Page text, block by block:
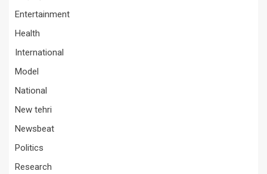
Entertainment
Health
International
Model
National
New tehri
Newsbeat
Politics
Research